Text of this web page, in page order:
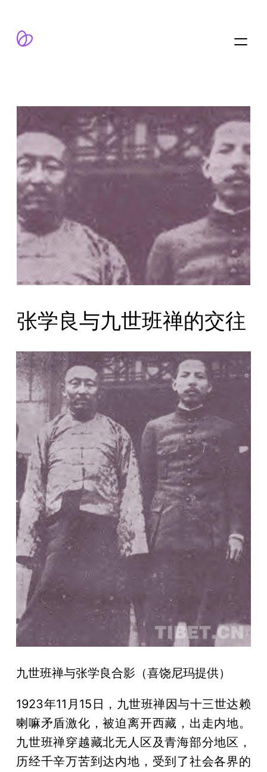
张学良与九世班禅的交往
九世班禅与张学良合影（喜饶尼玛提供）
1923年11月15日，九世班禅因与十三世达赖
喇嘛矛盾激化，被迫离开西藏，出走内地。
九世班禅穿越藏北无人区及青海部分地区，
历经千辛万苦到达内地，受到了社会各界的